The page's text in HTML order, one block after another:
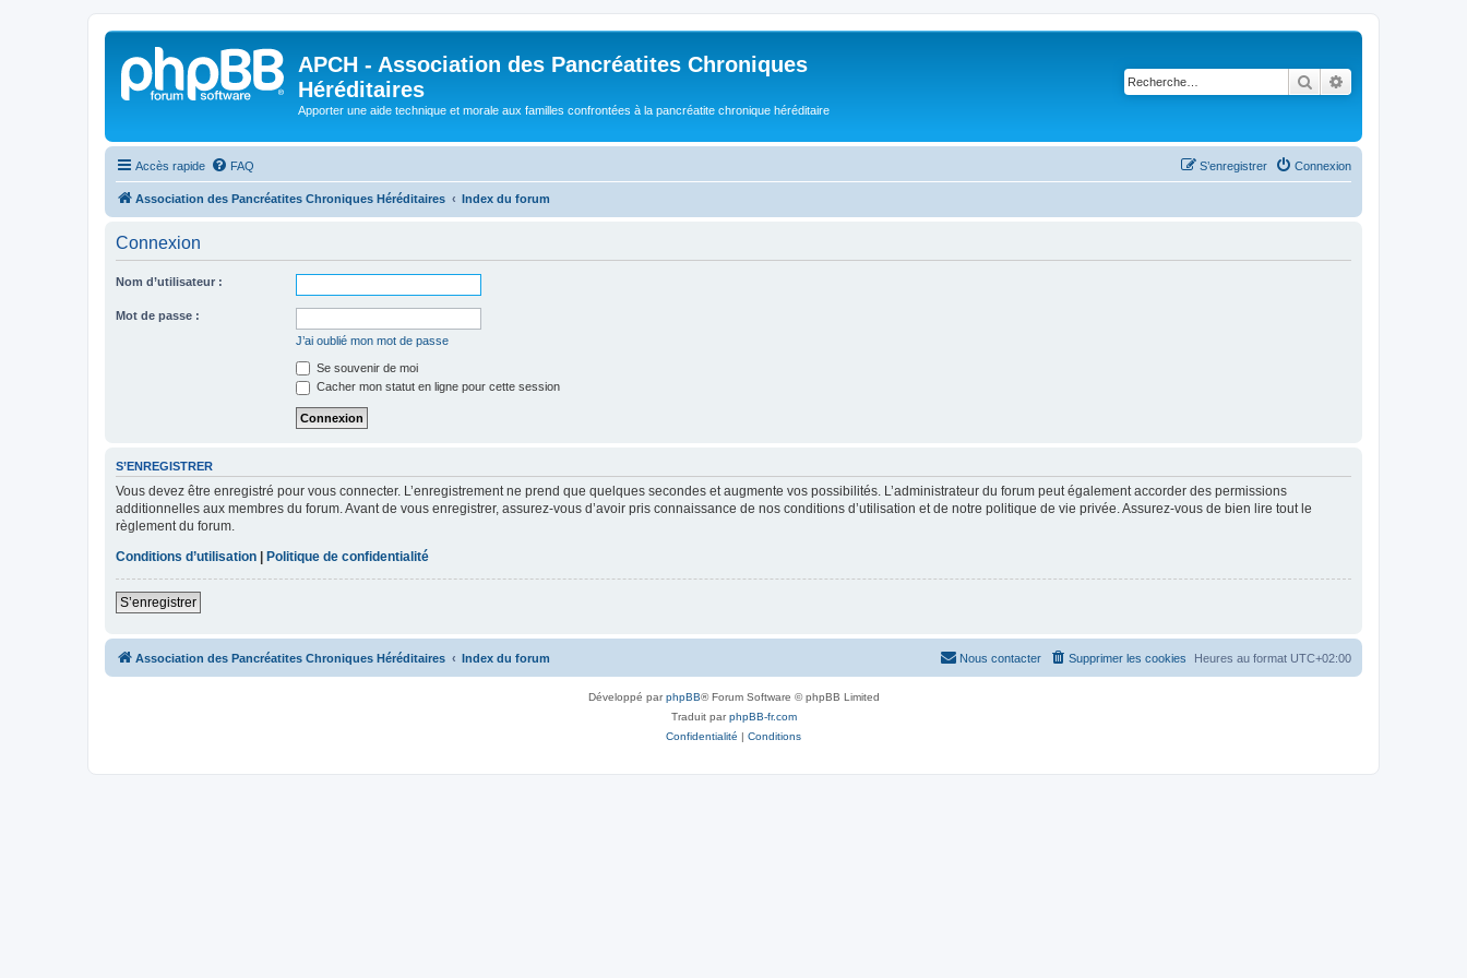
APCH - Association des Pancréatites Chroniques
Héréditaires
Apporter une aide technique et morale aux familles confrontées à la pancréatite chronique héréditaire
Rechercher
Accès rapide FAQ Connexion
S’enregistrer
Association des Pancréatites Chroniques Héréditaires Index du forum
Connexion
Nom d’utilisateur :
Mot de passe :
J’ai oublié mon mot de passe
Se souvenir de moi
Cacher mon statut en ligne pour cette session
S’ENREGISTRER
Vous devez être enregistré pour vous connecter. L’enregistrement ne prend que quelques secondes et augmente vos possibilités. L’administrateur du forum peut également accorder des permissions
additionnelles aux membres du forum. Avant de vous enregistrer, assurez-vous d’avoir pris connaissance de nos conditions d’utilisation et de notre politique de vie privée. Assurez-vous de bien lire tout le
règlement du forum.
Conditions d’utilisation
Politique de confidentialité
S’enregistrer
Association des Pancréatites Chroniques Héréditaires Index du forum Heures au format UTC+02:00
Supprimer les cookies
Nous contacter
Développé parphpBB® Forum Software © phpBB Limited
Traduit parphpBB-fr.com
Confidentialité | Conditions